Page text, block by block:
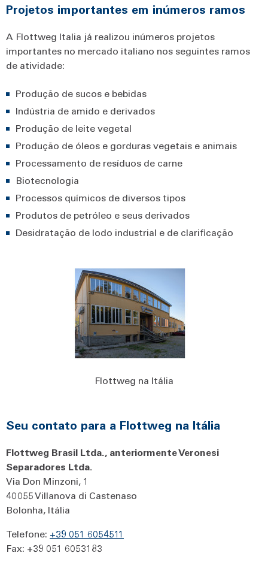
Projetos importantes em inúmeros ramos
A Flottweg Italia já realizou inúmeros projetos
importantes no mercado italiano nos seguintes ramos
de atividade:
Produção de sucos e bebidas
Indústria de amido e derivados
Produção de leite vegetal
Produção de óleos e gorduras vegetais e animais
Processamento de resíduos de carne
Biotecnologia
Processos químicos de diversos tipos
Produtos de petróleo e seus derivados
Desidratação de lodo industrial e de clarificação
Flottweg na Itália
Seu contato para a Flottweg na Itália
Flottweg Brasil Ltda., anteriormente Veronesi
Separadores Ltda.
Via Don Minzoni, 1
40055 Villanova di Castenaso
Bolonha, Itália
Telefone: +39 051 6054511
Fax: +39 051 6053183